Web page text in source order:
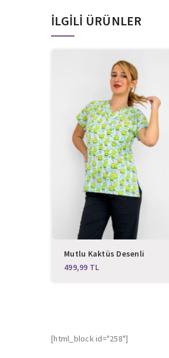
İLGILI ÜRÜNLER
Mutlu Kaktüs Desenli
Likralı Üst Forma
TL
[html_block id="258"]